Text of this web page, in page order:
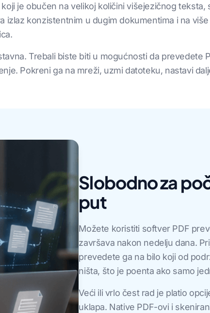
je obučen na velikoj količini višejezičnog
izlaz konzistentnim u dugim dokumentima i na
Trebali biste biti u mogućnosti da prevedete
Pokreni ga na mreži, uzmi datoteku, nastavi
Slobodno za
put
Možete koristiti softver PDF
završava nakon nedelju dana.
prevedete ga na bilo koji od
ništa, što je poenta ako samo
Veći ili vrlo čest rad je platio
uklapa. Native PDF-ovi i